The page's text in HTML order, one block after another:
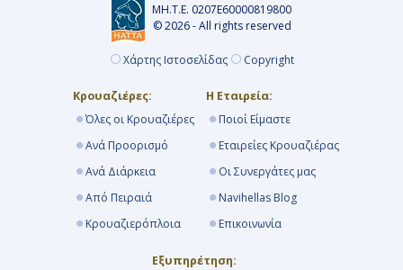
ΜΗ.Τ.Ε. 0207Ε60000819800
© 2026 - All rights reserved
Χάρτης Ιστοσελίδας Copyright
Κρουαζιέρες:
Όλες οι Κρουαζιέρες
Ανά Προορισμό
Ανά Διάρκεια
Από Πειραιά
Κρουαζιερόπλοια
Η Εταιρεία:
Ποιοί Είμαστε
Εταιρείες Κρουαζιέρας
Οι Συνεργάτες μας
Navihellas Blog
Επικοινωνία
Εξυπηρέτηση: